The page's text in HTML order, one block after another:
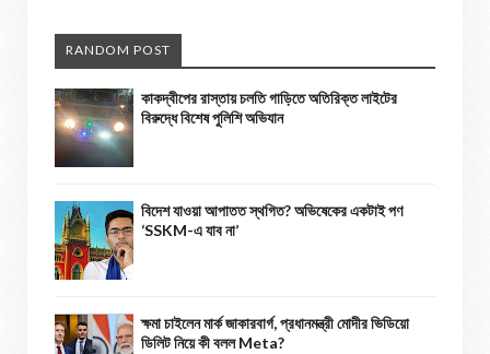
RANDOM POST
কাকদ্বীপের রাস্তায় চলতি গাড়িতে অতিরিক্ত লাইটের
বিরুদ্ধে বিশেষ পুলিশি অভিযান
বিদেশ যাওয়া আপাতত স্থগিত? অভিষেকের একটাই পণ
‘SSKM-এ যাব না’
ক্ষমা চাইলেন মার্ক জাকারবার্গ, প্রধানমন্ত্রী মোদীর ভিডিয়ো
ডিলিট নিয়ে কী বলল Meta?